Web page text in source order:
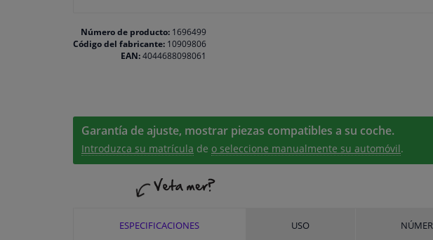
Número de producto: 1696499
Código del fabricante: 10909806
EAN:4044688098061
Garantía de ajuste, mostrar piezas compatibles a su coche.
Introduzca su matrícula de o seleccione manualmente su automóvil.
ESPECIFICACIONES USO